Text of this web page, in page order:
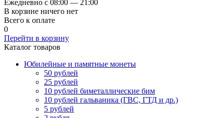
Ежедневно с 08:00 — 21:00
В корзине ничего нет
Всего к оплате
0
Перейти в корзину
Каталог товаров
Юбилейные и памятные монеты
50 рублей
25 рублей
10 рублей биметаллические бим
10 рублей гальваника (ГВС, ГТД и др.)
5 рублей